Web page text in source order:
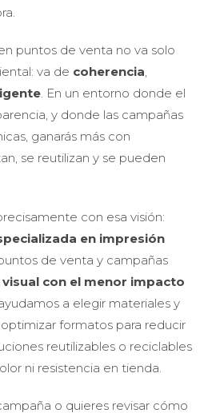
puntos de venta no va solo
va de coherencia,
. En un entorno donde el
y donde las campañas
ganarás más con
se reutilizan y se pueden
con esa visión:
en impresión
de venta y campañas
con el menor impacto
a elegir materiales y
formatos para reducir
reutilizables o reciclables
ni resistencia en tienda.
o quieres revisar cómo